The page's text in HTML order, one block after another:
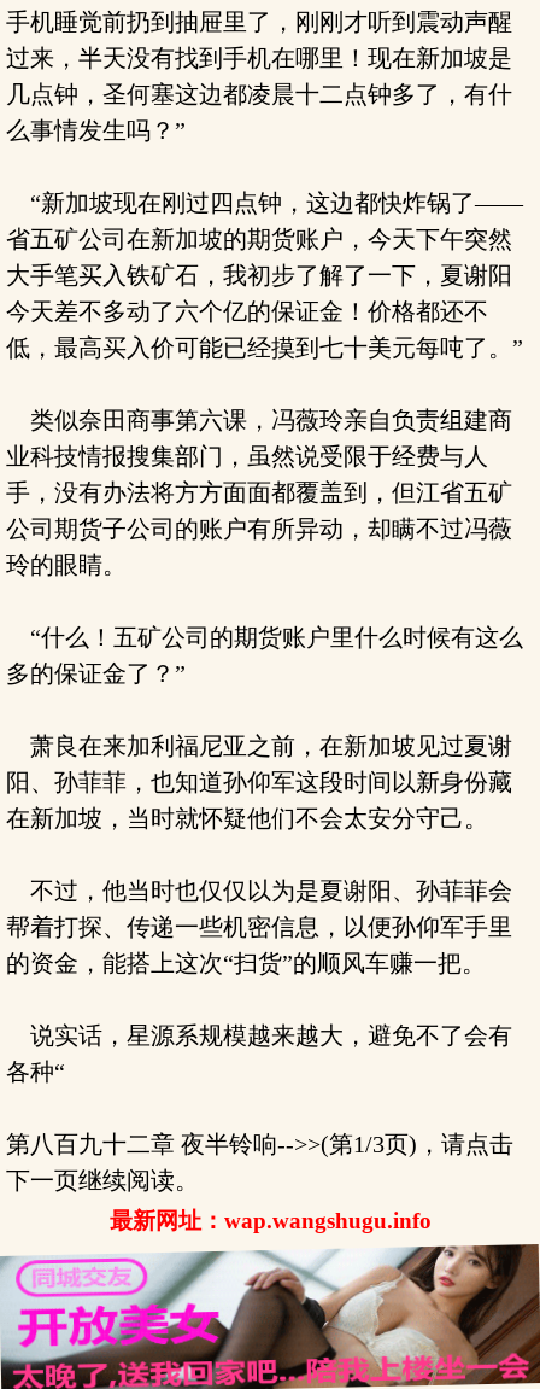
手机睡觉前扔到抽屉里了，刚刚才听到震动声醒
过来，半天没有找到手机在哪里！现在新加坡是
几点钟，圣何塞这边都凌晨十二点钟多了，有什
么事情发生吗？”
“新加坡现在刚过四点钟，这边都快炸锅了——
省五矿公司在新加坡的期货账户，今天下午突然
大手笔买入铁矿石，我初步了解了一下，夏谢阳
今天差不多动了六个亿的保证金！价格都还不
低，最高买入价可能已经摸到七十美元每吨了。”
类似奈田商事第六课，冯薇玲亲自负责组建商
业科技情报搜集部门，虽然说受限于经费与人
手，没有办法将方方面面都覆盖到，但江省五矿
公司期货子公司的账户有所异动，却瞒不过冯薇
玲的眼睛。
“什么！五矿公司的期货账户里什么时候有这么
多的保证金了？”
萧良在来加利福尼亚之前，在新加坡见过夏谢
阳、孙菲菲，也知道孙仰军这段时间以新身份藏
在新加坡，当时就怀疑他们不会太安分守己。
不过，他当时也仅仅以为是夏谢阳、孙菲菲会
帮着打探、传递一些机密信息，以便孙仰军手里
的资金，能搭上这次“扫货”的顺风车赚一把。
说实话，星源系规模越来越大，避免不了会有
各种“
第八百九十二章 夜半铃响-->>(第1/3页)，请点击
下一页继续阅读。
最新网址：wap.wangshugu.info